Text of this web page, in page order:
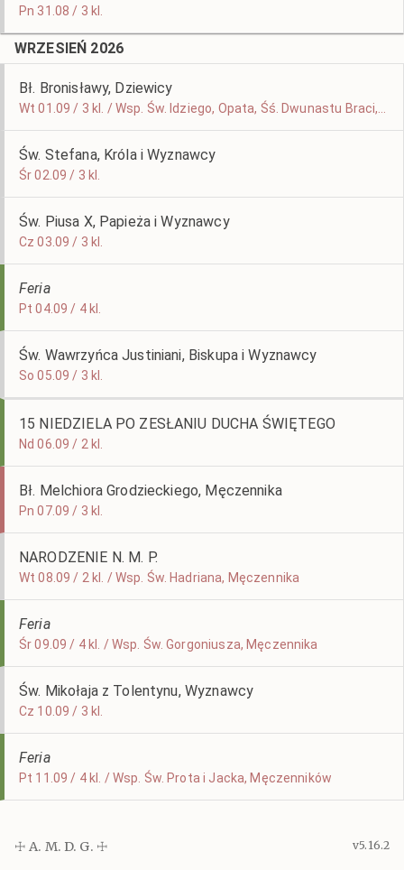
Pn 31.08 / 3 kl.
WRZESIEŃ 2026
Bł. Bronisławy, Dziewicy
Św. Stefana, Króla i Wyznawcy
Śr 02.09 / 3 kl.
Św. Piusa X, Papieża i Wyznawcy
Cz 03.09 / 3 kl.
Feria
Pt 04.09 / 4 kl.
Św. Wawrzyńca Justiniani, Biskupa i Wyznawcy
So 05.09 / 3 kl.
15 NIEDZIELA PO ZESŁANIU DUCHA ŚWIĘTEGO
Nd 06.09 / 2 kl.
Bł. Melchiora Grodzieckiego, Męczennika
Pn 07.09 / 3 kl.
NARODZENIE N. M. P.
Wt 08.09 / 2 kl. / Wsp. Św. Hadriana, Męczennika
Feria
Śr 09.09 / 4 kl. / Wsp. Św. Gorgoniusza, Męczennika
Św. Mikołaja z Tolentynu, Wyznawcy
Cz 10.09 / 3 kl.
Feria
Pt 11.09 / 4 kl. / Wsp. Św. Prota i Jacka, Męczenników
☩ A. M. D. G. ☩ v5.16.2